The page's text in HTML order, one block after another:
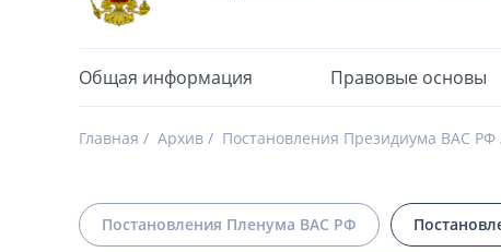
Общая информация Правовые основы
Главная Архив Постановления Президиума ВАС РФ
Постановления Пленума ВАС РФ